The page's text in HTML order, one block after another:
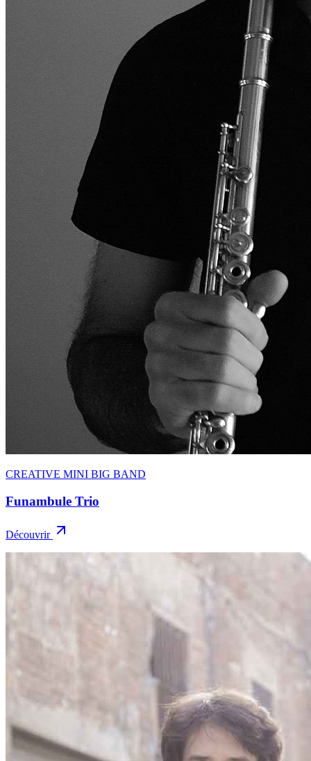
CREATIVE MINI BIG BAND
Funambule Trio
Découvrir